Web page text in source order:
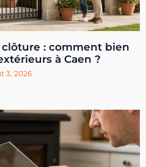
: comment bien
à Caen ?
3, 2026